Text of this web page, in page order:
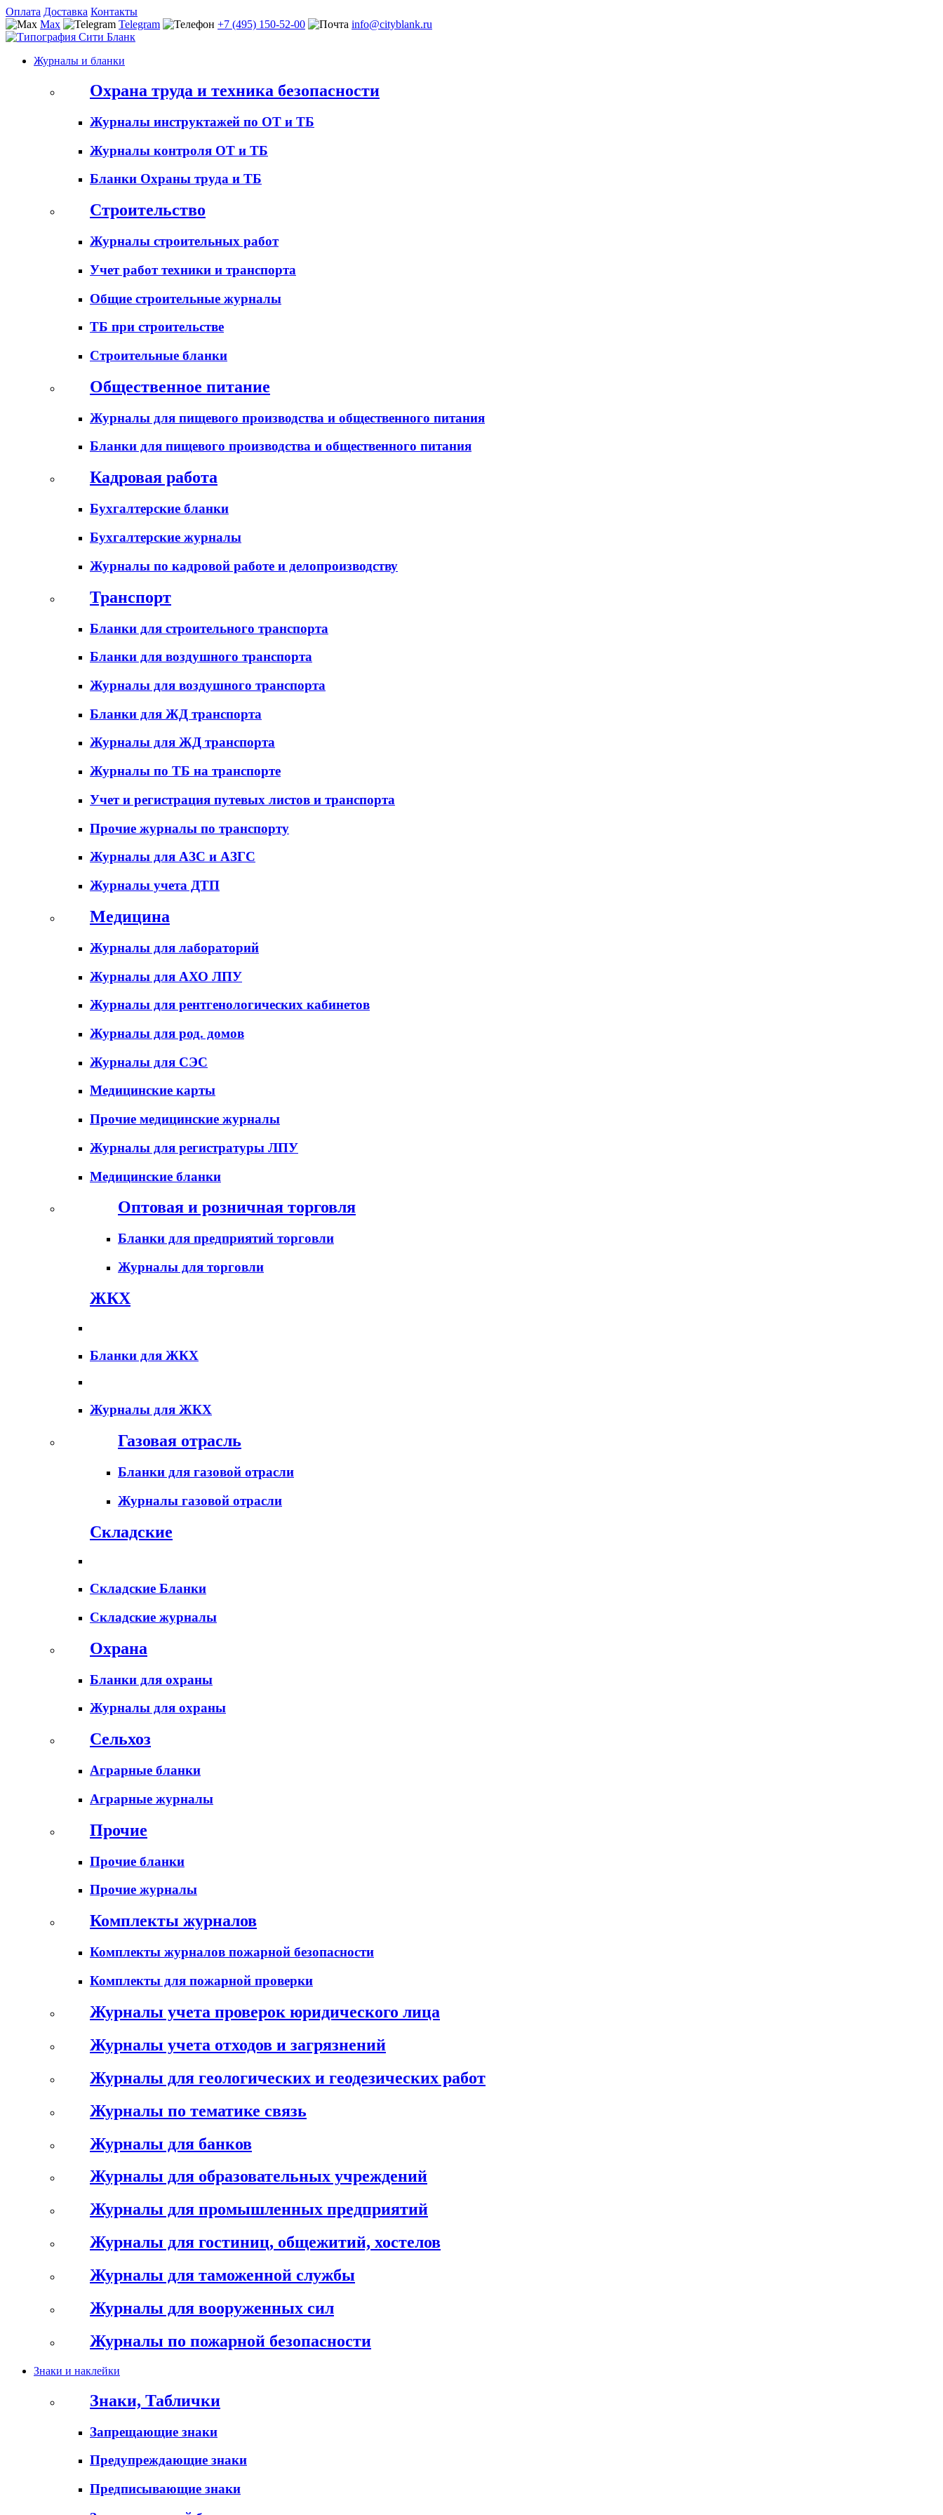
Оплата Доставка Контакты
Max
Telegram +7 (495) 150-52-00 info@cityblank.ru
Журналы и бланки
Охрана труда и техника безопасности
Журналы инструктажей по ОТ и ТБ
Журналы контроля ОТ и ТБ
Бланки Охраны труда и ТБ
Строительство
Журналы строительных работ
Учет работ техники и транспорта
Общие строительные журналы
ТБ при строительстве
Строительные бланки
Общественное питание
Журналы для пищевого производства и общественного питания
Бланки для пищевого производства и общественного питания
Кадровая работа
Бухгалтерские бланки
Бухгалтерские журналы
Журналы по кадровой работе и делопроизводству
Транспорт
Бланки для строительного транспорта
Бланки для воздушного транспорта
Журналы для воздушного транспорта
Бланки для ЖД транспорта
Журналы для ЖД транспорта
Журналы по ТБ на транспорте
Учет и регистрация путевых листов и транспорта
Прочие журналы по транспорту
Журналы для АЗС и АЗГС
Журналы учета ДТП
Медицина
Журналы для лабораторий
Журналы для АХО ЛПУ
Журналы для рентгенологических кабинетов
Журналы для род. домов
Журналы для СЭС
Медицинские карты
Прочие медицинские журналы
Журналы для регистратуры ЛПУ
Медицинские бланки
Оптовая и розничная торговля
Бланки для предприятий торговли
Журналы для торговли
ЖКХ
Бланки для ЖКХ
Журналы для ЖКХ
Газовая отрасль
Бланки для газовой отрасли
Журналы газовой отрасли
Складские
Складские Бланки
Складские журналы
Охрана
Бланки для охраны
Журналы для охраны
Сельхоз
Аграрные бланки
Аграрные журналы
Прочие
Прочие бланки
Прочие журналы
Комплекты журналов
Комплекты журналов пожарной безопасности
Комплекты для пожарной проверки
Журналы учета проверок юридического лица
Журналы учета отходов и загрязнений
Журналы для геологических и геодезических работ
Журналы по тематике связь
Журналы для банков
Журналы для образовательных учреждений
Журналы для промышленных предприятий
Журналы для гостиниц, общежитий, хостелов
Журналы для таможенной службы
Журналы для вооруженных сил
Журналы по пожарной безопасности
Знаки и наклейки
Знаки, Таблички
Запрещающие знаки
Предупреждающие знаки
Предписывающие знаки